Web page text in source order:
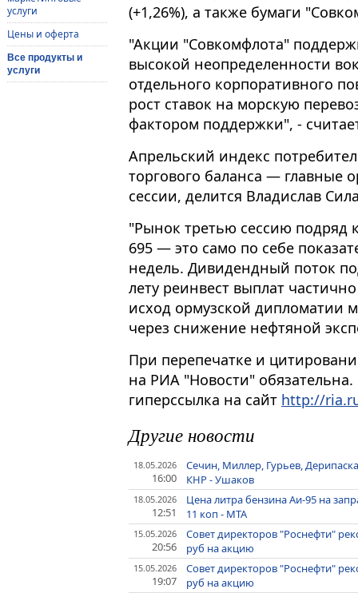
услуги
Цены и оферта
Все продукты и
услуги
(+1,26%), а также бумаги
"Акции "Совкомфлота"
высокой неопределенности
отдельного корпоративного
рост ставок на морскую
фактором поддержки", -
Апрельский индекс
торгового баланса — главные
сессии, делится Владислав
"Рынок третью сессию подряд
695 — это само по себе
недель. Дивидендный поток
лету реинвест выплат
исход ормузской дипломатии
через снижение нефтяной
При перепечатке и
на РИА "Новости"
гиперссылка на сайт http://
Другие новости
18.05.2026
16:00
Сечин, Миллер, Гурьев,
КНР - Ушаков
18.05.2026
12:51
Цена литра бензина Аи-95 на
11 коп - МТА
15.05.2026
20:56
Совет директоров "Роснефти"
руб на акцию
15.05.2026
19:07
Совет директоров "Роснефти"
руб на акцию